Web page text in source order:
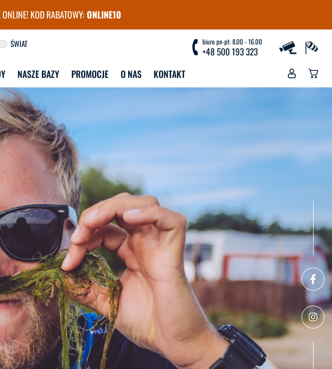
KOD RABATOWY:ONLINE10
ŚWIAT biuro pn-pt: 8.00 - 16.00
+48 500 193 323
DLA DOROSŁYCH
KURSY GRUPOWE
CAMP 30+
KURSY INDYWIDUALNE
LEKCJE INDYWIDUALNE
KURS INSTRUKTORSKI
PATENT VDWS
WINDSURFING
WYJAZDY
ZAGRANICZNE NA
WINGFOILA
WYJAZDY
ZAGRANICZNE NA KITE
WYPOŻYCZALNIA
NASZE BAZY PROMOCJE O NAS KONTAKT